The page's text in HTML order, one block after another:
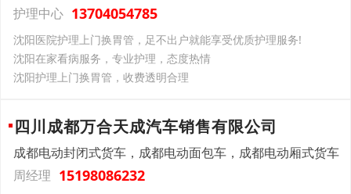
护理中心 13704054785
沈阳医院护理上门换胃管，足不出户就能享受优质护理服务!
沈阳在家看病服务，专业护理，态度热情
沈阳护理上门换胃管，收费透明合理
四川成都万合天成汽车销售有限公司
成都电动封闭式货车，成都电动面包车，成都电动厢式货车
周经理 15198086232